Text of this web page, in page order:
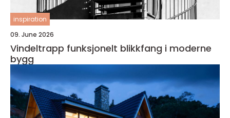
inspiration
09. June 2026
Vindeltrapp funksjonelt blikkfang i moderne
bygg